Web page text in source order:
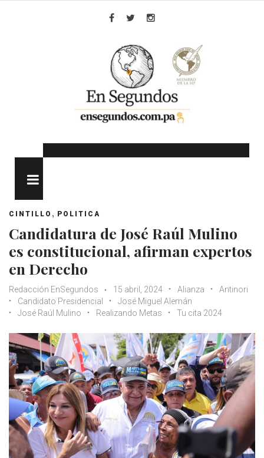
CINTILLO , POLITICA
Candidatura de José Raúl Mulino
es constitucional, afirman expertos
en Derecho
Redacción EnSegundos 15 abril, 2024 Alianza
Antinori
Candidato Presidencial
José Miguel Alemán
José Raúl Mulino
Realizando Metas Tu cita 2024